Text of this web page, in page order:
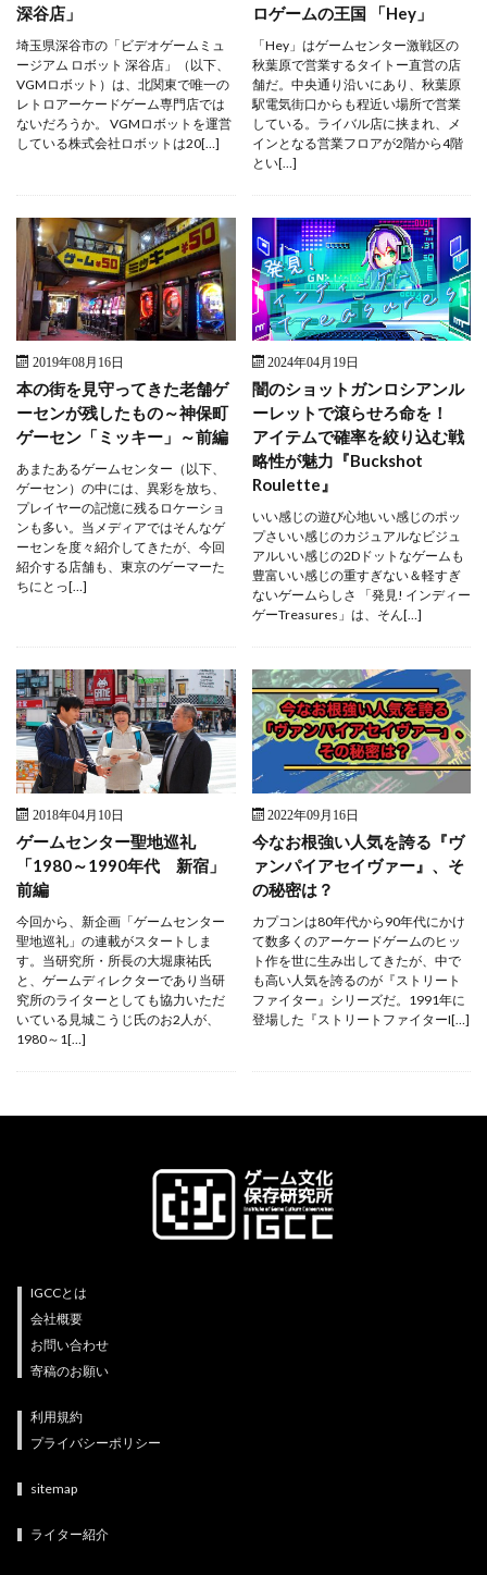
深谷店」
埼玉県深谷市の「ビデオゲームミュ
ージアム ロボット 深谷店」（以下、
VGMロボット）は、北関東で唯一の
レトロアーケードゲーム専門店では
ないだろうか。 VGMロボットを運営
している株式会社ロボットは20[…]
ロゲームの王国 「Hey」
「Hey」はゲームセンター激戦区の
秋葉原で営業するタイトー直営の店
舗だ。中央通り沿いにあり、秋葉原
駅電気街口からも程近い場所で営業
している。ライバル店に挟まれ、メ
インとなる営業フロアが2階から4階
とい[…]
2019年08月16日
本の街を見守ってきた老舗ゲ
ーセンが残したもの～神保町
ゲーセン「ミッキー」～前編
あまたあるゲームセンター（以下、
ゲーセン）の中には、異彩を放ち、
プレイヤーの記憶に残るロケーショ
ンも多い。当メディアではそんなゲ
ーセンを度々紹介してきたが、今回
紹介する店舗も、東京のゲーマーた
ちにとっ[…]
2024年04月19日
闇のショットガンロシアンル
ーレットで滾らせろ命を！
アイテムで確率を絞り込む戦
略性が魅力『Buckshot
Roulette』
いい感じの遊び心地いい感じのポッ
プさいい感じのカジュアルなビジュ
アルいい感じの2Dドットなゲームも
豊富いい感じの重すぎない＆軽すぎ
ないゲームらしさ 「発見! インディー
ゲーTreasures」は、そん[…]
2018年04月10日
ゲームセンター聖地巡礼
「1980～1990年代 新宿」
前編
今回から、新企画「ゲームセンター
聖地巡礼」の連載がスタートしま
す。当研究所・所長の大堀康祐氏
と、ゲームディレクターであり当研
究所のライターとしても協力いただ
いている見城こうじ氏のお2人が、
1980～1[…]
2022年09月16日
今なお根強い人気を誇る『ヴ
ァンパイアセイヴァー』、そ
の秘密は？
カプコンは80年代から90年代にかけ
て数多くのアーケードゲームのヒッ
ト作を世に生み出してきたが、中で
も高い人気を誇るのが『ストリート
ファイター』シリーズだ。1991年に
登場した『ストリートファイターI[…]
IGCCとは
会社概要
お問い合わせ
寄稿のお願い
利用規約
プライバシーポリシー
sitemap
ライター紹介